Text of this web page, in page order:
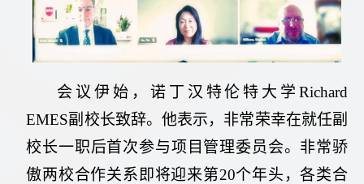
会议伊始，诺丁汉特伦特大学Richard
EMES副校长致辞。他表示，非常荣幸在就任副
校长一职后首次参与项目管理委员会。非常骄
傲两校合作关系即将迎来第20个年头，各类合